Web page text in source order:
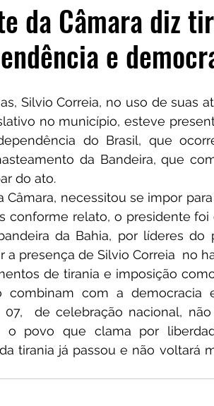
da Câmara diz
e
Silvio Correia, no uso de suas
no município, esteve
do Brasil, que
da Bandeira, que
do ato.
necessitou se impor
conforme relato, o presidente foi
da Bahia, por líderes do
presença de Silvio Correia  no
de tirania e imposição
combinam com a democracia
07,  de celebração nacional,
povo que clama por
tirania já passou e não voltará